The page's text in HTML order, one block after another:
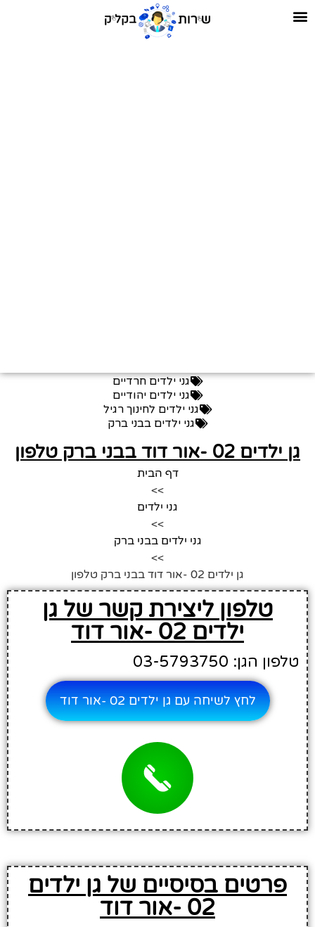
גני ילדים חרדיים
גני ילדים יהודיים
גני ילדים לחינוך רגיל
גני ילדים בבני ברק
גן ילדים 02 -אור דוד בבני ברק טלפון
דף הבית
>>
גני ילדים
>>
גני ילדים בבני ברק
>>
גן ילדים 02 -אור דוד בבני ברק טלפון
טלפון ליצירת קשר של גן
ילדים 02 -אור דוד
טלפון הגן: 03-5793750
לחץ לשיחה עם גן ילדים 02 -אור דוד
פרטים בסיסיים של גן ילדים
02 -אור דוד